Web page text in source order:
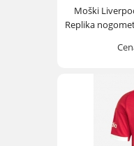
Moški
Replika